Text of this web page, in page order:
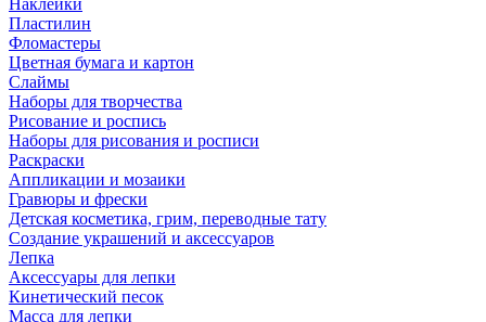
Наклейки
Пластилин
Фломастеры
Цветная бумага и картон
Слаймы
Наборы для творчества
Рисование и роспись
Наборы для рисования и росписи
Раскраски
Аппликации и мозаики
Гравюры и фрески
Детская косметика, грим, переводные тату
Создание украшений и аксессуаров
Лепка
Аксессуары для лепки
Кинетический песок
Масса для лепки